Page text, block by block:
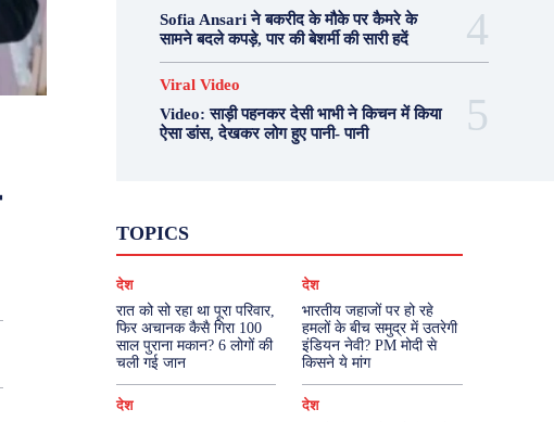
Sofia Ansari ने बकरीद के मौके पर कैमरे के
सामने बदले कपड़े, पार की बेशर्मी की सारी हदें
Viral Video
Video: साड़ी पहनकर देसी भाभी ने किचन में किया
ऐसा डांस, देखकर लोग हुए पानी- पानी
TOPICS
दुनिया
मनोरंजन
राजनीति वास्तु शास्त्र
More
देश
रात को सो रहा था पूरा परिवार,
फिर अचानक कैसै गिरा 100
साल पुराना मकान? 6 लोगों की
चली गई जान
देश
भारतीय जहाजों पर हो रहे
हमलों के बीच समुद्र में उतरेगी
इंडियन नेवी? PM मोदी से
किसने ये मांग
देश
देश